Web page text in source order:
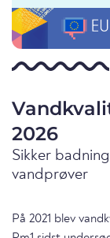
2026
Sikker
vandprøver
På 2021 blev